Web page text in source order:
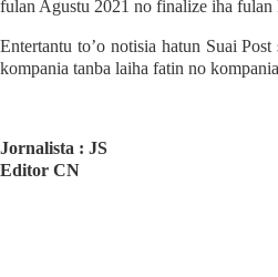
fulan Agustu 2021 no finalize iha fulan
Entertantu to’o notisia hatun Suai
kompania tanba laiha fatin no
Jornalista : JS
Editor CN